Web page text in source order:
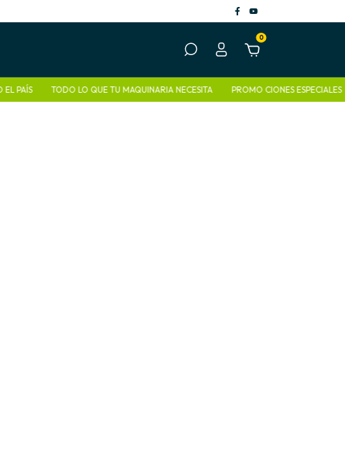
0
PAÍS TODO LO QUE TU MAQUINARIA NECESITA PROMO CIONES ESPECIALES